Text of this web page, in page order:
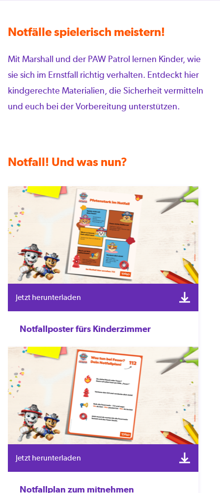
Notfälle spielerisch meistern!
Mit Marshall und der PAW Patrol lernen Kinder, wie
sie sich im Ernstfall richtig verhalten. Entdeckt hier
kindgerechte Materialien, die Sicherheit vermitteln
und euch bei der Vorbereitung unterstützen.
Notfall! Und was nun?
Jetzt herunterladen
Notfallposter fürs Kinderzimmer
Jetzt herunterladen
Notfallplan zum mitnehmen